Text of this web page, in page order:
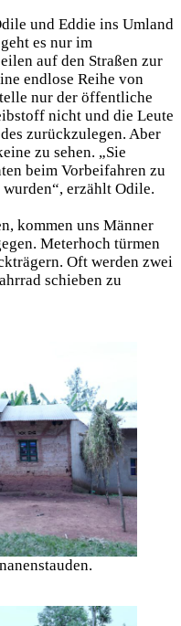
und Eddie ins Umland
es nur im
auf den Straßen zur
endlose Reihe von
nur der öffentliche
nicht und die Leute
zurückzulegen. Aber
zu sehen. „Sie
beim Vorbeifahren zu
erzählt Odile.
kommen uns Männer
Meterhoch türmen
Oft werden zwei
schieben zu